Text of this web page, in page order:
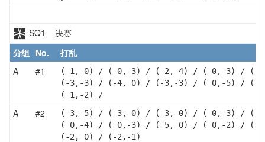
SQ1 决赛
分组 No.
打乱
A
#1
( 1, 0) / ( 0, 3) / ( 2,-4) / ( 0,-3) / (
(-3,-3) / (-4, 0) / (-3,-3) / ( 0,-5) / (
( 1,-2) /
A #2
(-3, 5) / ( 3, 0) / ( 3, 0) / ( 0,-3) / (-
( 0,-4) / ( 0,-3) / ( 5, 0) / ( 0,-2) / (
(-2, 0) / (-2,-1)